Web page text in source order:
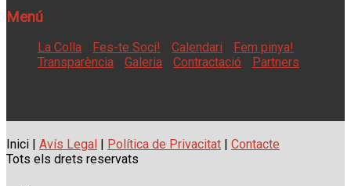
Menú
La Colla Fes-te Soci! Calendari
Fem pinya!
Transparència
Galeria Contractació Partners
Inici | Avís Legal Política de Privacitat
Contacte
Tots els drets reservats